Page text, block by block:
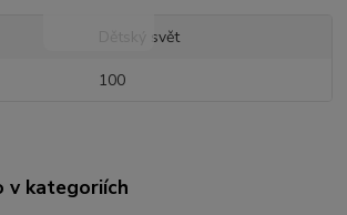
Dětský svět
100
v kategoriích